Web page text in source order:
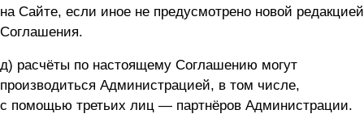
на Сайте, если иное не предусмотрено новой редакцией
Соглашения.
д) расчёты по настоящему Соглашению могут
производиться Администрацией, в том числе,
с помощью третьих лиц — партнёров Администрации.